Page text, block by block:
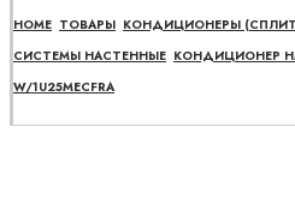
HOME ТОВАРЫ КОНДИЦИОНЕРЫ
СИСТЕМЫ НАСТЕННЫЕ КОНДИЦИОНЕР
W/1U25MECFRA